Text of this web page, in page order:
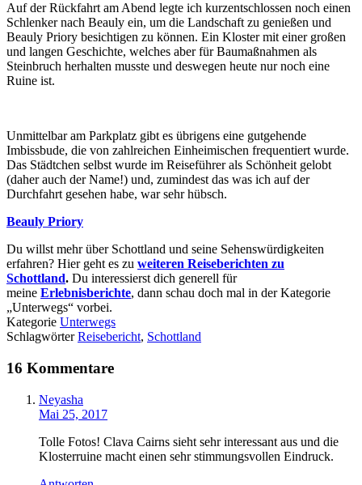
Auf der Rückfahrt am Abend legte ich kurzentschlossen noch einen
Schlenker nach Beauly ein, um die Landschaft zu genießen und
Beauly Priory besichtigen zu können. Ein Kloster mit einer großen
und langen Geschichte, welches aber für Baumaßnahmen als
Steinbruch herhalten musste und deswegen heute nur noch eine
Ruine ist.
Unmittelbar am Parkplatz gibt es übrigens eine gutgehende
Imbissbude, die von zahlreichen Einheimischen frequentiert wurde.
Das Städtchen selbst wurde im Reiseführer als Schönheit gelobt
(daher auch der Name!) und, zumindest das was ich auf der
Durchfahrt gesehen habe, war sehr hübsch.
Beauly Priory
Du willst mehr über Schottland und seine Sehenswürdigkeiten
erfahren? Hier geht es zu weiteren Reiseberichten zu
Schottland. Du interessierst dich generell für
meine Erlebnisberichte, dann schau doch mal in der Kategorie
„Unterwegs“ vorbei.
Kategorie Unterwegs
SchlagwörterReisebericht, Schottland
16 Kommentare
Neyasha
Mai 25, 2017
Tolle Fotos! Clava Cairns sieht sehr interessant aus und die
Klosterruine macht einen sehr stimmungsvollen Eindruck.